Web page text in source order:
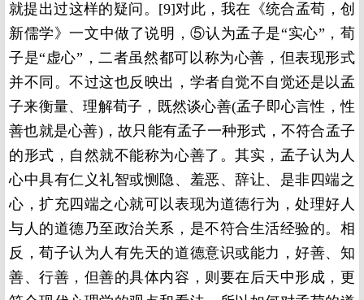
就提出过这样的疑问。[9]对此，我在《统合孟荀，创
新儒学》一文中做了说明，⑤认为孟子是“实心”，荀
子是“虚心”，二者虽然都可以称为心善，但表现形式
并不同。不过这也反映出，学者自觉不自觉还是以孟
子来衡量、理解荀子，既然谈心善(孟子即心言性，性
善也就是心善)，故只能有孟子一种形式，不符合孟子
的形式，自然就不能称为心善了。其实，孟子认为人
心中具有仁义礼智或恻隐、羞恶、辞让、是非四端之
心，扩充四端之心就可以表现为道德行为，处理好人
与人的道德乃至政治关系，是不符合生活经验的。相
反，荀子认为人有先天的道德意识或能力，好善、知
善、行善，但善的具体内容，则要在后天中形成，更